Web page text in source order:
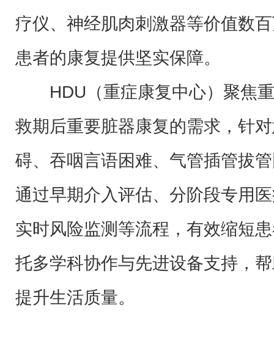
疗仪、神经肌肉刺激器等价值数
患者的康复提供坚实保障。
HDU（重症康复中心）聚焦
救期后重要脏器康复的需求，针
碍、吞咽言语困难、气管插管拔
通过早期介入评估、分阶段专用
实时风险监测等流程，有效缩短
托多学科协作与先进设备支持，
提升生活质量。